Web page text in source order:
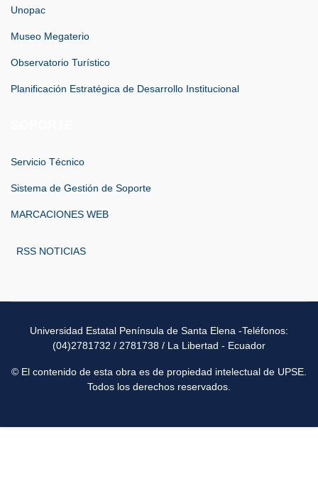
Unopac
Museo Megaterio
Observatorio Turístico
Planificación Estratégica de Desarrollo Institucional
Servicio Técnico
Sistema de Gestión de Soporte
MARCACIONES WEB
RSS NOTICIAS
Universidad Estatal Península de Santa Elena -Teléfonos:
(04)2781732 / 2781738 / La Libertad - Ecuador
© El contenido de esta obra es de propiedad intelectual de UPSE.
Todos los derechos reservados.